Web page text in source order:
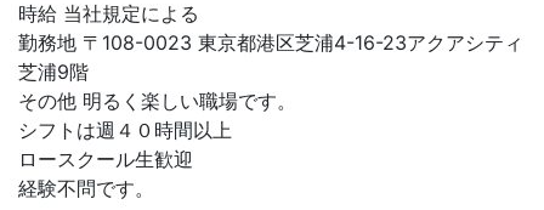
時給 当社規定による
勤務地 〒108-0023 東京都港区芝浦4-16-23アクアシティ
芝浦9階
その他 明るく楽しい職場です。
シフトは週４０時間以上
ロースクール生歓迎
経験不問です。